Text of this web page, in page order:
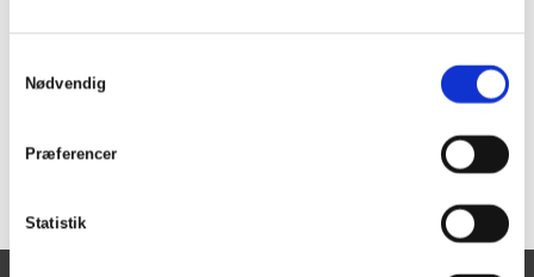
Nødvendig
Præferencer
Statistik
Stort tillykke til alle vinderne og tak til vore sponsorer for